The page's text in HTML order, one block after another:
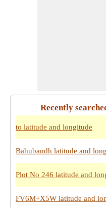
Recently
to latitude and longitude
Bahubandh latitude and
Plot No 246 latitude and
FV6M+X5W latitude and